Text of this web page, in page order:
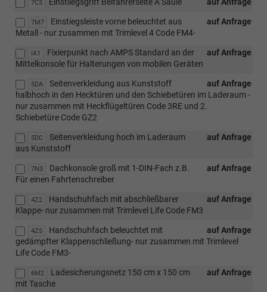
7C3
7M7 auf Anfrage
Einstiegsleiste vorne beleuchtet aus
Metall - nur zusammen mit Trimlevel 4 Code FM4-
IA1 auf Anfrage
Fixierpunkt nach AMPS Standard an der
Mittelkonsole für Halterungen von mobilen Geräten
5DA auf Anfrage
Seitenverkleidung aus Kunststoff
halbhoch in den Hecktüren und den Schiebetüren im Laderaum -
nur zusammen mit Heckflügeltüren Code 3RE und 2.
Schiebetüre Code GZ2
5DC auf Anfrage
Seitenverkleidung hoch im Laderaum
aus Kunststoff
7N3 auf Anfrage
Dachkonsole groß mit 1-DIN-Fach z.B.
Für einen Fahrtenschreiber
4Z2 auf Anfrage
Handschuhfach mit abschließbarer
Klappe- nur zusammen mit Trimlevel Life Code FM3
4Z5 auf Anfrage
Handschuhfach beleuchtet mit
gedämpfter Klappenschließung- nur zusammen mit Trimlevel
Life Code FM3-
6M2 auf Anfrage
Ladesicherungsnetz 150 cm x 150 cm
mit Tasche